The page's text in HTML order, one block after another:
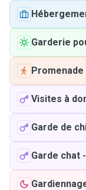
Garderie
Promenade
Visites à
Garde de
Garde chat -